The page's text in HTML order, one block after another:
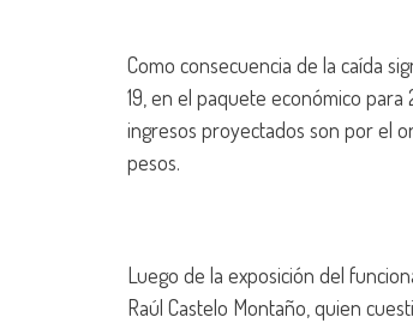
Como consecuencia de la caída
19, en el paquete económico
ingresos proyectados son por el
pesos.
Luego de la exposición del
Raúl Castelo Montaño, quien